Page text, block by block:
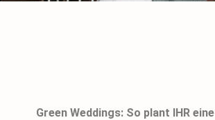
Green Weddings: So plant IHR eine